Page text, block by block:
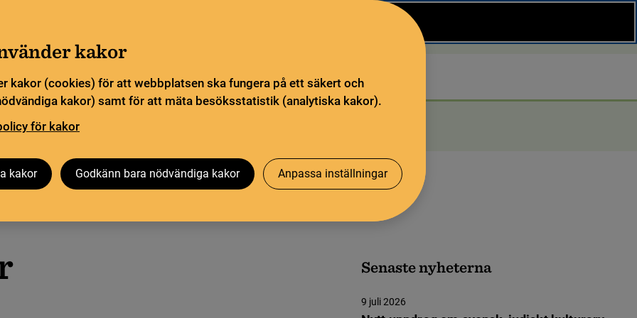
kakor
kakor (cookies) för att webbplatsen ska fungera på ett säkert och
kakor) samt för att mäta besöksstatistik (analytiska kakor).
för kakor
kakor Godkänn bara nödvändiga kakor Anpassa inställningar
Pliktleverans och ISBN Söktjänster
Besök oss
Senaste nyheterna
9 juli 2026